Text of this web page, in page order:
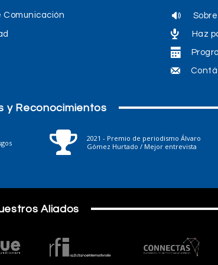
Comunicación
Haz
y Reconocimientos
2021 - Premio de periodismo Álvaro
Gómez Hurtado / Mejor entrevista
Aliados